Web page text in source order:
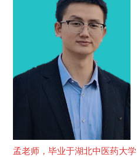
孟老师，毕业于湖北中医药大学